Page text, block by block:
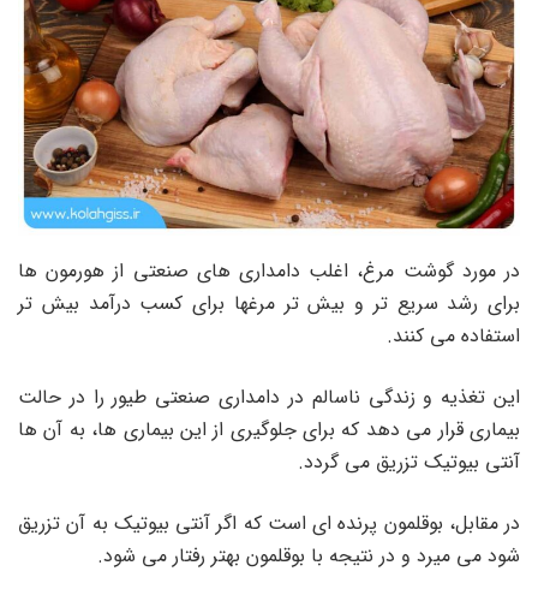
در مورد گوشت مرغ، اغلب دامداری های صنعتی از هورمون ها
برای رشد سریع تر و بیش تر مرغها برای کسب درآمد بیش تر
استفاده می کنند.
این تغذیه و زندگی ناسالم در دامداری صنعتی طیور را در حالت
بیماری قرار می دهد که برای جلوگیری از این بیماری ها، به آن ها
آنتی بیوتیک تزریق می گردد.
در مقابل، بوقلمون پرنده ای است که اگر آنتی بیوتیک به آن تزریق
شود می میرد و در نتیجه با بوقلمون بهتر رفتار می شود.